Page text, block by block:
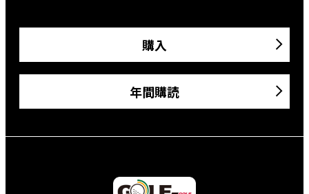
購入
年間購読